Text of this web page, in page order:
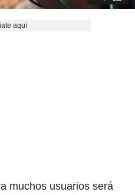
aquí
muchos usuarios será